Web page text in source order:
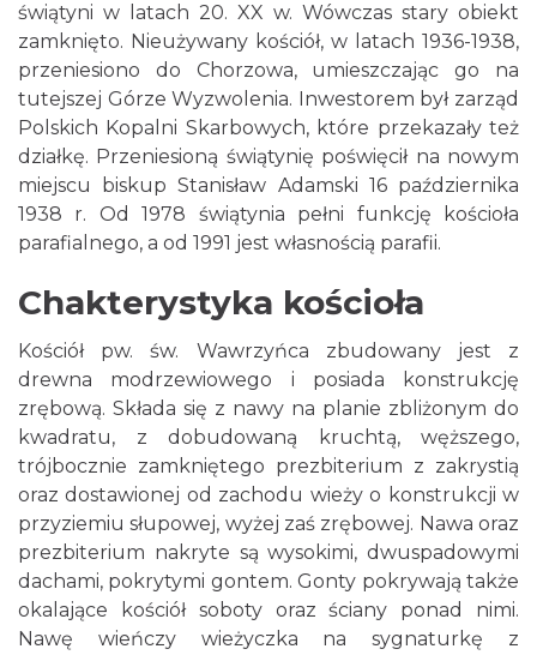
świątyni w latach 20. XX w. Wówczas stary obiekt
zamknięto. Nieużywany kościół, w latach 1936-1938,
przeniesiono do Chorzowa, umieszczając go na
tutejszej Górze Wyzwolenia. Inwestorem był zarząd
Polskich Kopalni Skarbowych, które przekazały też
działkę. Przeniesioną świątynię poświęcił na nowym
miejscu biskup Stanisław Adamski 16 października
1938 r. Od 1978 świątynia pełni funkcję kościoła
parafialnego, a od 1991 jest własnością parafii.
Chakterystyka kościoła
Kościół pw. św. Wawrzyńca zbudowany jest z
drewna modrzewiowego i posiada konstrukcję
zrębową. Składa się z nawy na planie zbliżonym do
kwadratu, z dobudowaną kruchtą, węższego,
trójbocznie zamkniętego prezbiterium z zakrystią
oraz dostawionej od zachodu wieży o konstrukcji w
przyziemiu słupowej, wyżej zaś zrębowej. Nawa oraz
prezbiterium nakryte są wysokimi, dwuspadowymi
dachami, pokrytymi gontem. Gonty pokrywają także
okalające kościół soboty oraz ściany ponad nimi.
Nawę wieńczy wieżyczka na sygnaturkę z